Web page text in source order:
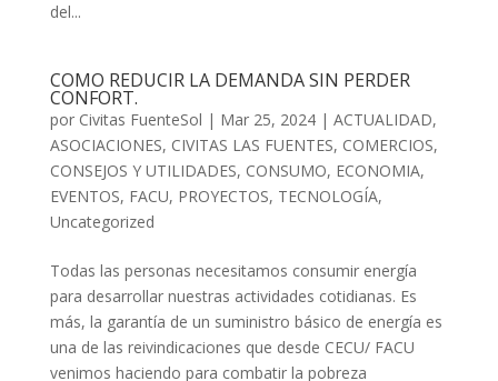
del...
COMO REDUCIR LA DEMANDA SIN PERDER
CONFORT.
por Civitas FuenteSol | Mar 25, 2024| ACTUALIDAD,
ASOCIACIONES, CIVITAS LAS FUENTES, COMERCIOS,
CONSEJOS Y UTILIDADES, CONSUMO, ECONOMIA,
EVENTOS, FACU, PROYECTOS, TECNOLOGÍA,
Uncategorized
Todas las personas necesitamos consumir energía
para desarrollar nuestras actividades cotidianas. Es
más, la garantía de un suministro básico de energía es
una de las reivindicaciones que desde CECU/ FACU
venimos haciendo para combatir la pobreza